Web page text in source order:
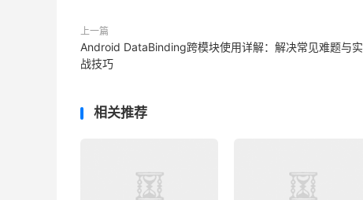
上一篇
Android DataBinding跨模块使用详解：解决常见难题与实
战技巧
相关推荐